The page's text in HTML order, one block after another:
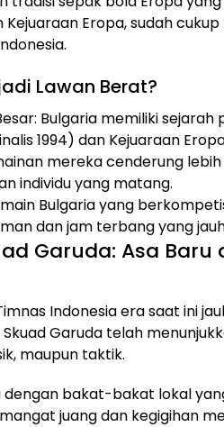
Kejuaraan Eropa, sudah
Lawan Berat?
Bulgaria memiliki
1994) dan Kejuaraan
mereka cenderung
individu yang matang.
Bulgaria yang
dan jam terbang yang
Garuda: Asa Baru
Indonesia era saat ini
Garuda telah
maupun taktik.
dengan bakat-bakat lokal
juang dan kegigihan